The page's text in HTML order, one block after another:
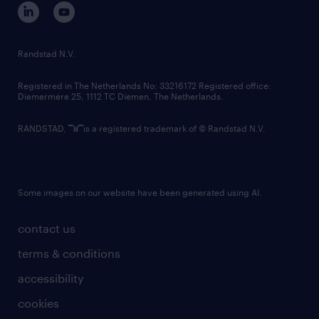
randstad innovation fund
country websites
contact us
terms & conditions
accessibility
cookies
Randstad N.V.
Registered in The Netherlands No: 33216172 Registered office:
Diemermere 25, 1112 TC Diemen, The Netherlands.
RANDSTAD, is a registered trademark of © Randstad N.V.
Some images on our website have been generated using AI.